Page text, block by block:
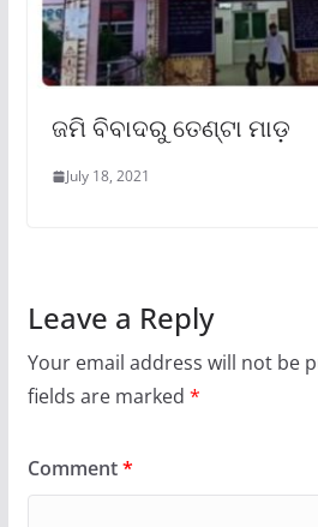
ଜମି ବିବାଦରୁ ତେଣ୍ଟା ମାଡ଼
July 18, 2021
Leave a Reply
Your email address will not be
fields are marked *
Comment*